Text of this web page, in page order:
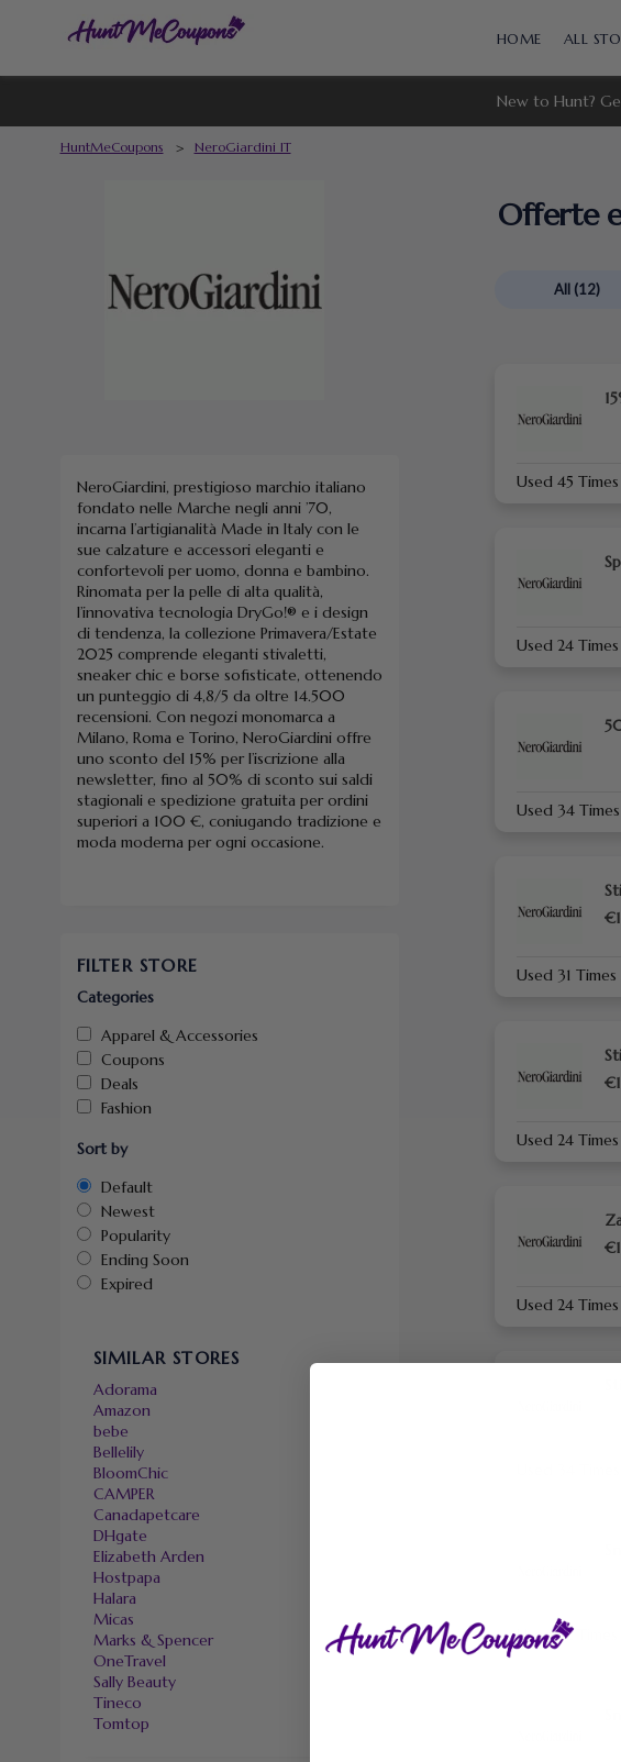
to
HOME ALL
New to Hunt?
HuntMeCoupons > NeroGiardini IT
Offerte
All (12)
Used 45 Times
Used 24 Times
Used 34 Times
Used 31 Times
Used 24 Times
Used 24 Times
Used 22 Times
NeroGiardini, prestigioso marchio italiano
fondato nelle Marche negli anni ’70,
incarna l’artigianalità Made in Italy con le
sue calzature e accessori eleganti e
confortevoli per uomo, donna e bambino.
Rinomata per la pelle di alta qualità,
l’innovativa tecnologia DryGo!® e i design
di tendenza, la collezione Primavera/Estate
2025 comprende eleganti stivaletti,
sneaker chic e borse sofisticate, ottenendo
un punteggio di 4,8/5 da oltre 14.500
recensioni. Con negozi monomarca a
Milano, Roma e Torino, NeroGiardini offre
uno sconto del 15% per l’iscrizione alla
newsletter, fino al 50% di sconto sui saldi
stagionali e spedizione gratuita per ordini
superiori a 100 €, coniugando tradizione e
moda moderna per ogni occasione.
FILTER STORE
Categories
Apparel & Accessories
Coupons
Deals
Fashion
Sort by
Default
Newest
Popularity
Ending Soon
Expired
SIMILAR STORES
Adorama
Amazon
bebe
Bellelily
BloomChic
CAMPER
Canadapetcare
DHgate
Elizabeth Arden
Hostpapa
Halara
Micas
Marks & Spencer
OneTravel
Sally Beauty
Tineco
Tomtop